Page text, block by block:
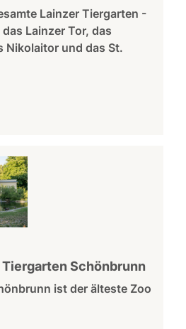
Lainzer Tiergarten -
Lainzer Tor, das
Nikolaitor und das St.
Schönbrunn
ist der älteste Zoo